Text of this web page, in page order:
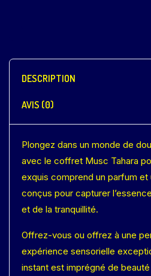
DESCRIPTION
AVIS (0)
Plongez dans un monde de
avec le coffret Musc Tahara
exquis comprend un parfum et
conçus pour capturer
et de la tranquillité.
Offrez-vous ou offrez à une
expérience sensorielle
instant est imprégné de beauté